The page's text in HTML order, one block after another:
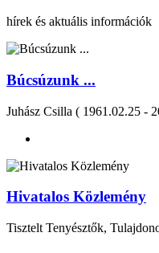
hírek és aktuális információk
Búcsúzunk ...
Juhász Csilla ( 1961.02.25 -
Hivatalos Közlemény
Tisztelt Tenyésztők,